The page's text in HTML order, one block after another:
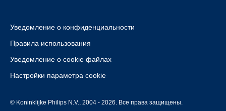
Уведомление о конфиденциальности
Правила использования
Уведомление о cookie файлах
Настройки параметра cookie
© Koninklijke Philips N.V., 2004 - 2026. Все права защищены.